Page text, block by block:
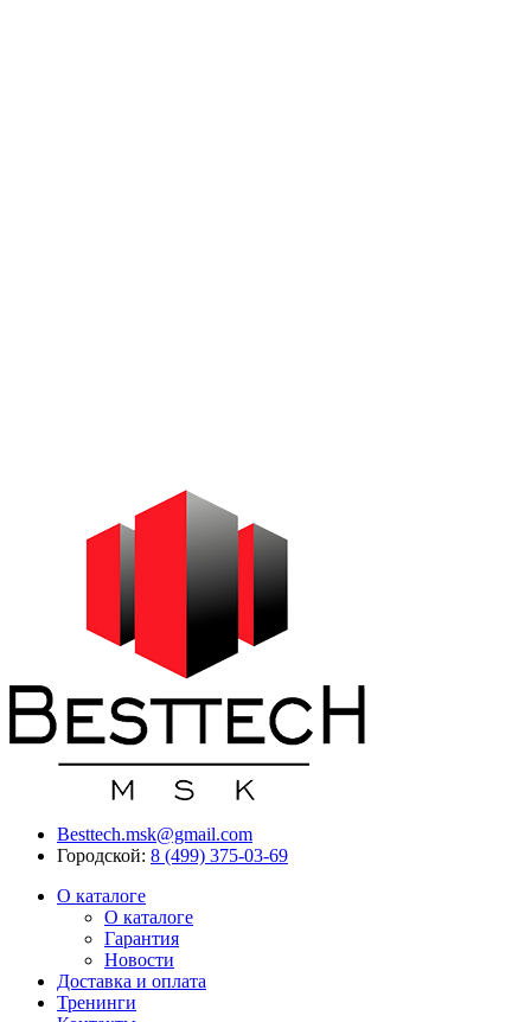
Besttech.msk@gmail.com
Городской: 8 (499) 375-03-69
О каталоге
О каталоге
Гарантия
Новости
Доставка и оплата
Тренинги